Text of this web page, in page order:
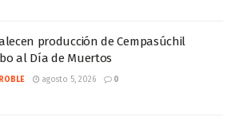
producción de Cempasúchil
al Día de Muertos
agosto 5, 2026 0